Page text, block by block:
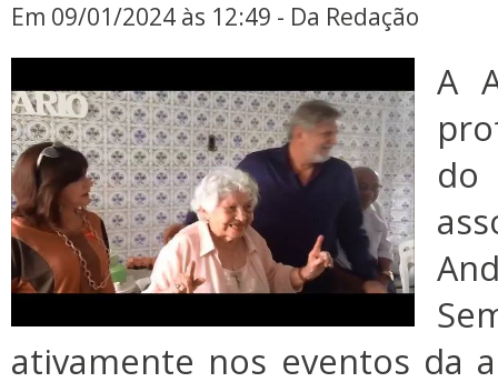
Em 09/01/2024 às 12:49 - Da Redação
A
ativamente nos eventos da